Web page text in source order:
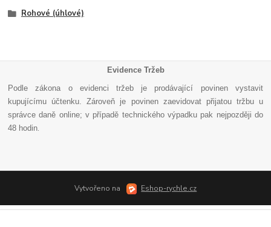
Rohové (úhlové)
Evidence Tržeb
Podle zákona o evidenci tržeb je prodávající povinen vystavit
kupujícímu účtenku. Zároveň je povinen zaevidovat přijatou tržbu u
správce daně online; v případě technického výpadku pak nejpozději do
48 hodin
Vytvořeno na Eshop-rychle.cz